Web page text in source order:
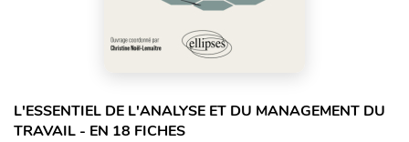
L'ESSENTIEL DE L'ANALYSE ET DU MANAGEMENT DU
TRAVAIL - EN 18 FICHES